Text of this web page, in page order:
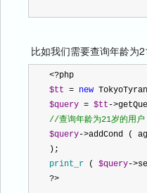
比如我们需要查询年龄为
<?php
$tt = new
$query = $tt ->
//查询年龄为21岁的用户
$query->addCond (
);
print_r ( $query->
?>